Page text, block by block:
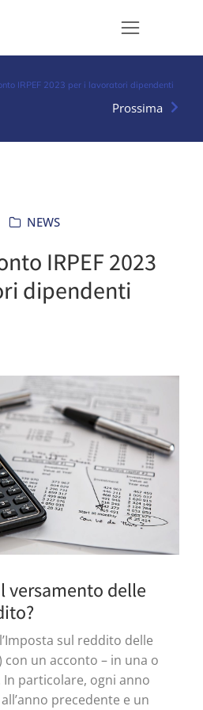
IRPEF 2023 per i lavoratori dipendenti
Prossima
NEWS
IRPEF 2023
dipendenti
versamento delle
sul reddito delle
un acconto – in una o
In particolare, ogni anno
precedente e un